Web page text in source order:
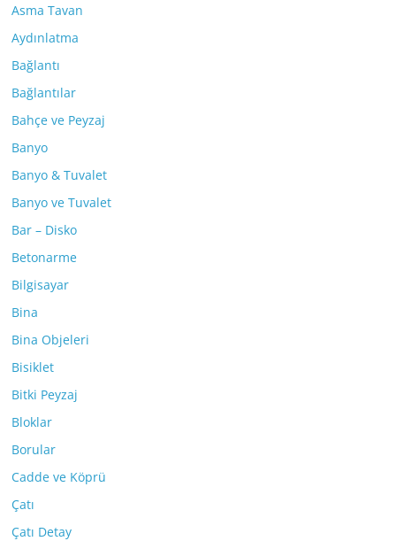
Asma Tavan
Aydınlatma
Bağlantı
Bağlantılar
Bahçe ve Peyzaj
Banyo
Banyo & Tuvalet
Banyo ve Tuvalet
Bar – Disko
Betonarme
Bilgisayar
Bina
Bina Objeleri
Bisiklet
Bitki Peyzaj
Bloklar
Borular
Cadde ve Köprü
Çatı
Çatı Detay